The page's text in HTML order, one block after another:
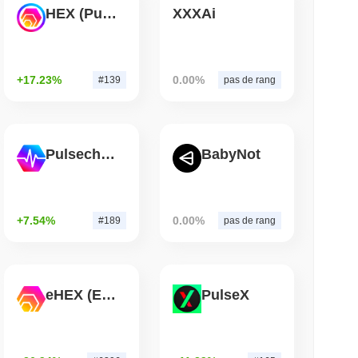
IA un portefeuille de stablecoin pour
HEX (Pulsechain)
+17.23% #139
XXXAi
0.00% pas de rang
Pulsechain
+7.54% #189
BabyNot
0.00% pas de rang
eHEX (Ethereum) PulseX